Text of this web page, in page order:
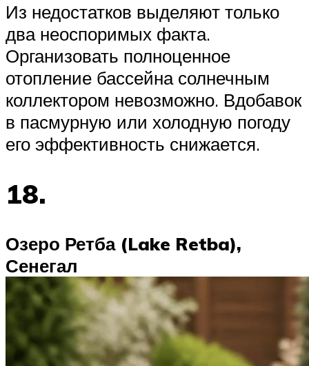
Из недостатков выделяют только
два неоспоримых факта.
Организовать полноценное
отопление бассейна солнечным
коллектором невозможно. Вдобавок
в пасмурную или холодную погоду
его эффективность снижается.
18.
Озеро Ретба (Lake Retba),
Сенегал